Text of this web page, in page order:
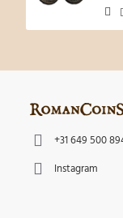
+31 649 500
Instagram